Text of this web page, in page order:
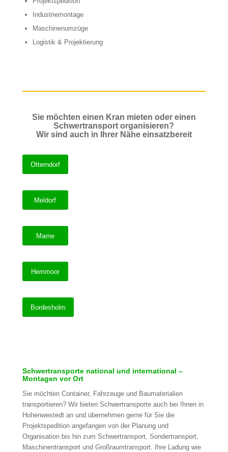
Industriemontage
Maschinenumzüge
Logistik & Projektierung
Sie möchten einen Kran mieten oder einen
Schwertransport organisieren?
Wir sind auch in Ihrer Nähe einsatzbereit
Otterndorf
Meldorf
Marne
Hemmoor
Bordesholm
Schwertransporte national und international –
Montagen vor Ort
Sie möchten Container, Fahrzeuge und Baumaterialien
transportieren? Wir bieten Schwertransporte auch bei Ihnen in
Hohenwestedt an und übernehmen gerne für Sie die
Projektspedition angefangen von der Planung und
Organisation bis hin zum Schwertransport, Sondertransport,
Maschinentransport und Großraumtransport. Ihre Ladung wie